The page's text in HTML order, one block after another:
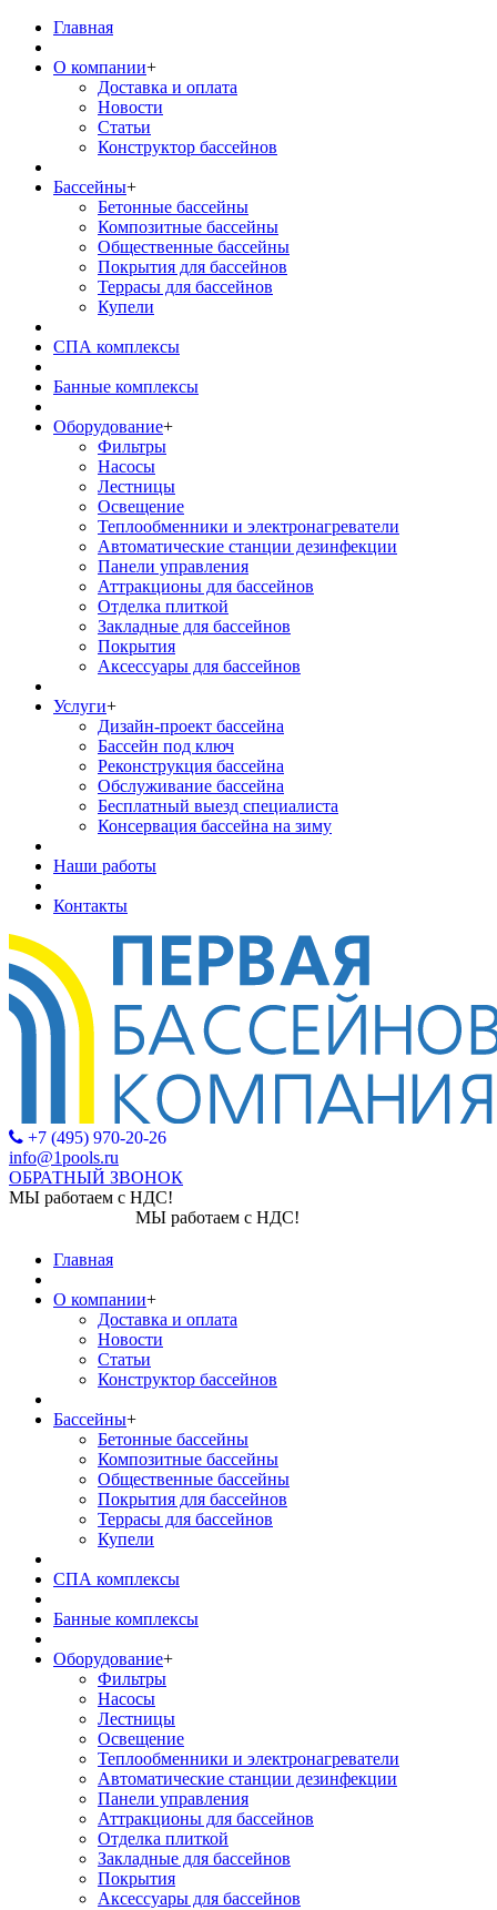
Главная
О компании+
Доставка и оплата
Новости
Статьи
Конструктор бассейнов
Бассейны+
Бетонные бассейны
Композитные бассейны
Общественные бассейны
Покрытия для бассейнов
Террасы для бассейнов
Купели
СПА комплексы
Банные комплексы
Оборудование+
Фильтры
Насосы
Лестницы
Освещение
Теплообменники и электронагреватели
Автоматические станции дезинфекции
Панели управления
Аттракционы для бассейнов
Отделка плиткой
Закладные для бассейнов
Покрытия
Аксессуары для бассейнов
Услуги+
Дизайн-проект бассейна
Бассейн под ключ
Реконструкция бассейна
Обслуживание бассейна
Бесплатный выезд специалиста
Консервация бассейна на зиму
Наши работы
Контакты
+7 (495) 970-20-26
info@1pools.ru
ОБРАТНЫЙ ЗВОНОК
МЫ работаем с НДС!
МЫ работаем с НДС!
Главная
О компании+
Доставка и оплата
Новости
Статьи
Конструктор бассейнов
Бассейны+
Бетонные бассейны
Композитные бассейны
Общественные бассейны
Покрытия для бассейнов
Террасы для бассейнов
Купели
СПА комплексы
Банные комплексы
Оборудование+
Фильтры
Насосы
Лестницы
Освещение
Теплообменники и электронагреватели
Автоматические станции дезинфекции
Панели управления
Аттракционы для бассейнов
Отделка плиткой
Закладные для бассейнов
Покрытия
Аксессуары для бассейнов